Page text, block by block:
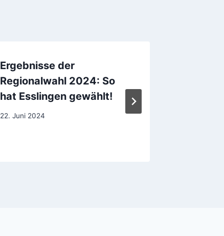
Ergebnisse der
Regionalwahl 2024: So
hat Esslingen gewählt!
22. Juni 2024